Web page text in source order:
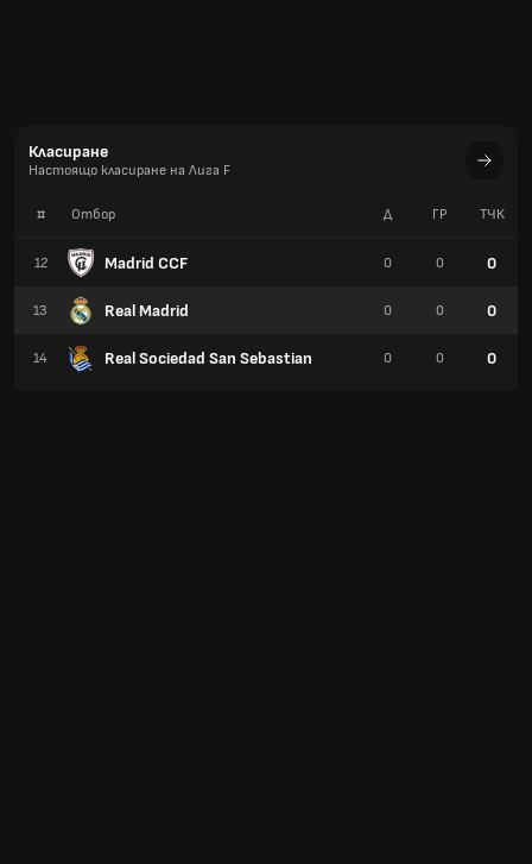
Класиране
Настоящо класиране на Лига F
# Отбор
12 Madrid CCF
13 Real Madrid
14 Real Sociedad San Sebastian
Д ГР TЧК
0 0 0
0 0 0
0 0 0